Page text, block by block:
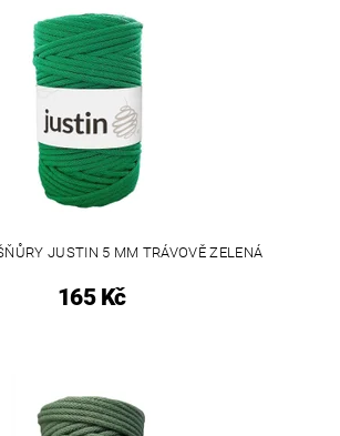
JUSTIN 5 MM TRÁVOVĚ ZELENÁ
165 Kč